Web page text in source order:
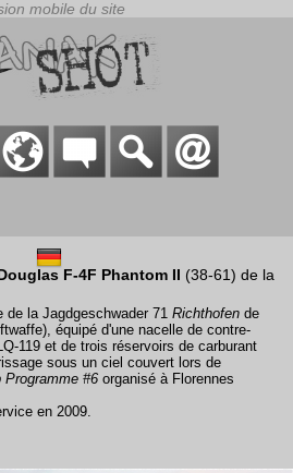
F-4F Phantom II (38-61) de la
de la Jagdgeschwader 71 Richthofen de
équipé d'une nacelle de contre-
119 et de trois réservoirs de carburant
sous un ciel couvert lors de
Programme #6 organisé à Florennes
en 2009.